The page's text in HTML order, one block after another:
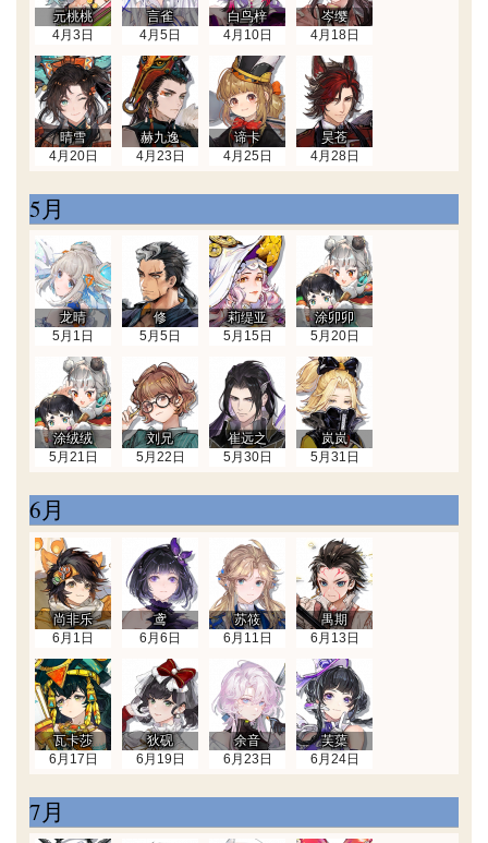
元桃桃
4月3日
言雀
4月5日
白鸟梓
4月10日
岑缨
4月18日
晴雪
4月20日
赫九逸
4月23日
谛卡
4月25日
昊苍
4月28日
5月
龙晴
5月1日
修
5月5日
莉缇亚
5月15日
涂卯卯
5月20日
涂绒绒
5月21日
刘兄
5月22日
崔远之
5月30日
岚岚
5月31日
6月
尚非乐
6月1日
鸢
6月6日
苏筱
6月11日
禺期
6月13日
瓦卡莎
6月17日
狄砚
6月19日
余音
6月23日
芙蕖
6月24日
7月